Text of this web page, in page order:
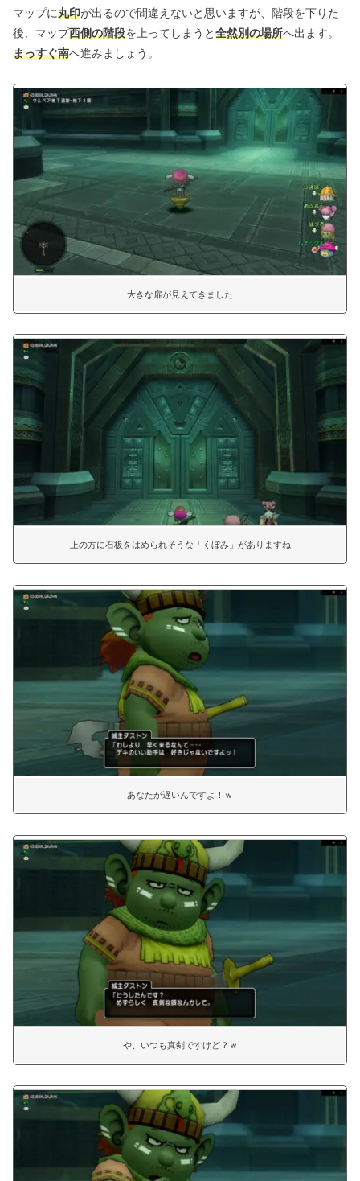
マップに丸印が出るので間違えないと思いますが、階段を下りた
後、マップ西側の階段を上ってしまうと全然別の場所へ出ます。
まっすぐ南へ進みましょう。
大きな扉が見えてきました
上の方に石板をはめられそうな「くぼみ」がありますね
あなたが遅いんですよ！ｗ
や、いつも真剣ですけど？ｗ